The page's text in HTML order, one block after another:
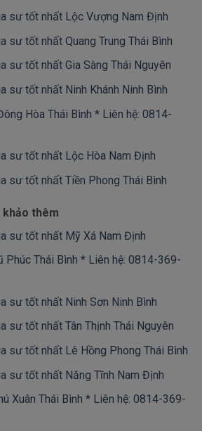
sư tốt nhất Lộc Vượng Nam Định
sư tốt nhất Quang Trung Thái Bình
sư tốt nhất Gia Sàng Thái Nguyên
sư tốt nhất Ninh Khánh Ninh Bình
Hòa Thái Bình * Liên hệ: 0814-
sư tốt nhất Lộc Hòa Nam Định
sư tốt nhất Tiền Phong Thái Bình
thêm
sư tốt nhất Mỹ Xá Nam Định
Phúc Thái Bình * Liên hệ: 0814-369-
sư tốt nhất Ninh Sơn Ninh Bình
sư tốt nhất Tân Thịnh Thái Nguyên
sư tốt nhất Lê Hồng Phong Thái Bình
sư tốt nhất Năng Tĩnh Nam Định
Xuân Thái Bình * Liên hệ: 0814-369-